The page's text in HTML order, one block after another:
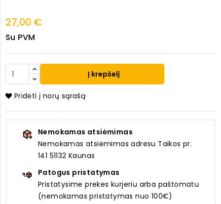
27,00 €
Su PVM
Į krepšelį
Pridėti į norų sąrašą
Nemokamas atsiėmimas
Nemokamas atsiėmimas adresu Taikos pr.
141 51132 Kaunas
Patogus pristatymas
Pristatysime prekes kurjeriu arba paštomatu
(nemokamas pristatymas nuo 100€)